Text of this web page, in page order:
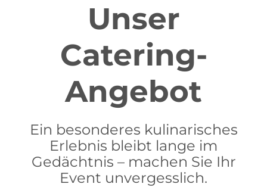
Unser
Catering-
Angebot
Ein besonderes kulinarisches
Erlebnis bleibt lange im
Gedächtnis – machen Sie Ihr
Event unvergesslich.